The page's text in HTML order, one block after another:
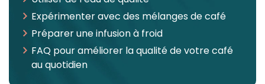
Expérimenter avec des mélanges de café
Préparer une infusion à froid
FAQ pour améliorer la qualité de votre café
au quotidien